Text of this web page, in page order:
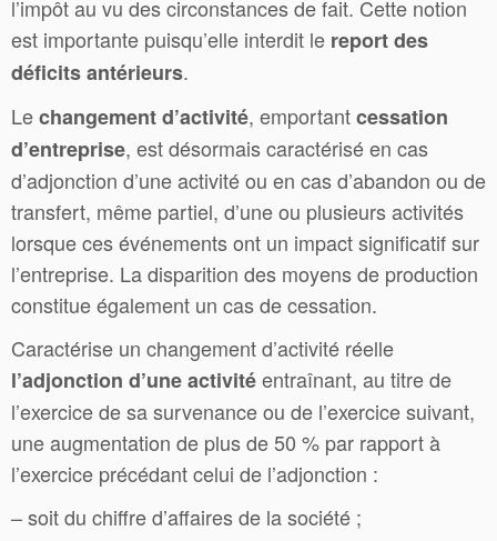
l’impôt au vu des circonstances de fait. Cette notion
est importante puisqu’elle interdit le report des
déficits antérieurs.
Lechangement d’activité, emportantcessation
d’entreprise, est désormais caractérisé en cas
d’adjonction d’une activité ou en cas d’abandon ou de
transfert, même partiel, d’une ou plusieurs activités
lorsque ces événements ont un impact significatif sur
l’entreprise. La disparition des moyens de production
constitue également un cas de cessation.
Caractérise un changement d’activité réelle
l’adjonction d’une activitéentraînant, au titre de
l’exercice de sa survenance ou de l’exercice suivant,
une augmentation de plus de 50 % par rapport à
l’exercice précédant celui de l’adjonction :
– soit du chiffre d’affaires de la société ;